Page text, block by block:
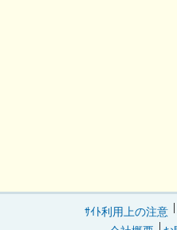
ｻｲﾄ利用上の注意